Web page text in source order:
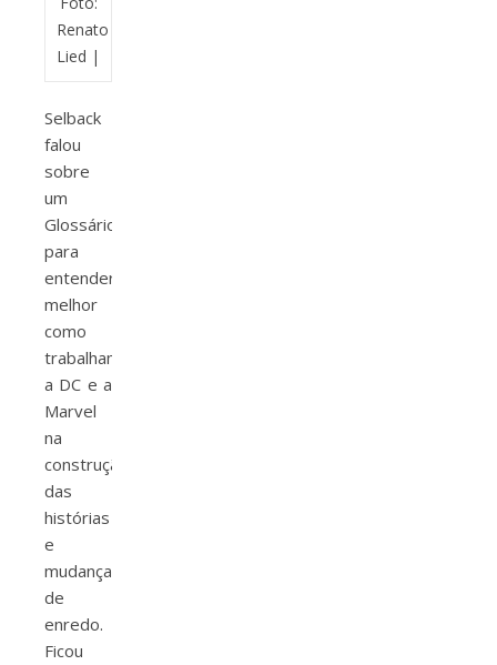
Renato
Lied |
Selback
falou
sobre
um
Glossário
para
entender
melhor
como
trabalham
a DC e a
Marvel
na
construção
das
histórias
e
mudanças
de
enredo.
Ficou